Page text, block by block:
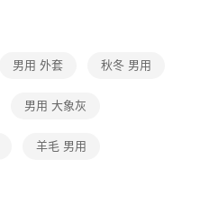
「AFTEE先享後付」服務完成之交
人或監護人之同意方可使用
男用 外套 秋冬 男用
男用 大象灰
羊毛 男用